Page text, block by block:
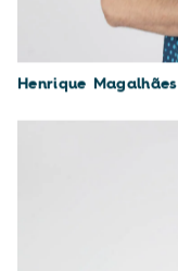
Henrique Magalhães